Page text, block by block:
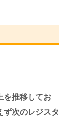
を推移してお
ず次のレジスタ